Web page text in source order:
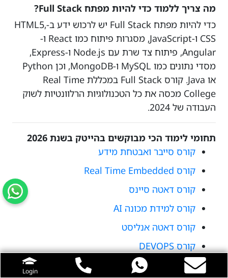
Login
מה צריך ללמוד כדי להיות מפתח Full Stack?
כדי להיות מפתח Full Stack יש לרכוש ידע ב-HTML5,
CSS ו-JavaScript, מסגרות פיתוח כמו React ו-
Angular, פיתוח צד שרת עם Node.js ו-Express,
מסדי נתונים כמו MySQL ו-MongoDB, וכן Python
או Java. קורס Full Stack במכללת Real Time
College מכסה את כל הטכנולוגיות הרלוונטיות לשוק
העבודה של 2024.
תחומי לימוד הכי מבוקשים בהייטק בשנת 2026
קורס סייבר ואבטחת מידע
קורס Real Time Embedded
קורס דאטה סיינס
קורס למידת מכונה AI
קורס דאטה אנליסט
קורס DEVOPS
קורס IT